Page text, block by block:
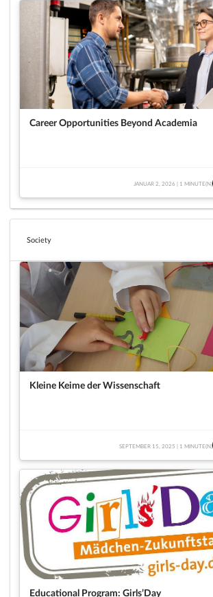
Career Opportunities Beyond Academia
JANUAR 2, 2026 | 1 MINUTE(N)
Society
Kleine Keime der Wissenschaft
SEPTEMBER 15, 2025 | 1 MINUTE(N)
Educational Program: Girls’Day